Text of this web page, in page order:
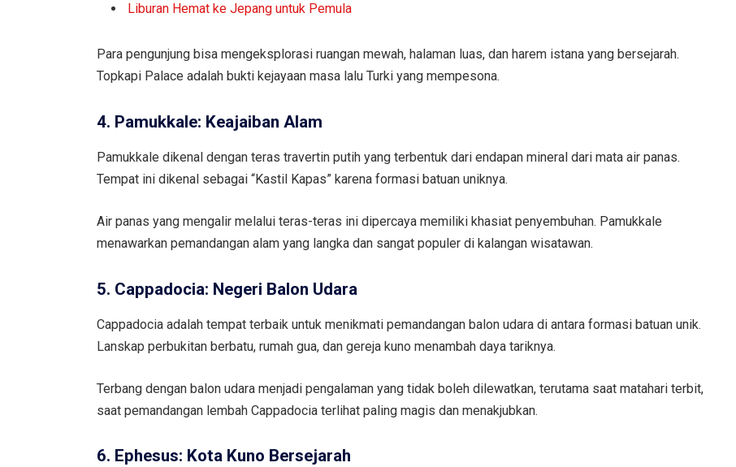
Liburan Hemat ke Jepang untuk Pemula
Para pengunjung bisa mengeksplorasi ruangan mewah, halaman luas, dan harem istana yang bersejarah.
Topkapi Palace adalah bukti kejayaan masa lalu Turki yang mempesona.
4. Pamukkale: Keajaiban Alam
Pamukkale dikenal dengan teras travertin putih yang terbentuk dari endapan mineral dari mata air panas.
Tempat ini dikenal sebagai “Kastil Kapas” karena formasi batuan uniknya.
Air panas yang mengalir melalui teras-teras ini dipercaya memiliki khasiat penyembuhan. Pamukkale
menawarkan pemandangan alam yang langka dan sangat populer di kalangan wisatawan.
5. Cappadocia: Negeri Balon Udara
Cappadocia adalah tempat terbaik untuk menikmati pemandangan balon udara di antara formasi batuan unik.
Lanskap perbukitan berbatu, rumah gua, dan gereja kuno menambah daya tariknya.
Terbang dengan balon udara menjadi pengalaman yang tidak boleh dilewatkan, terutama saat matahari terbit,
saat pemandangan lembah Cappadocia terlihat paling magis dan menakjubkan.
6. Ephesus: Kota Kuno Bersejarah